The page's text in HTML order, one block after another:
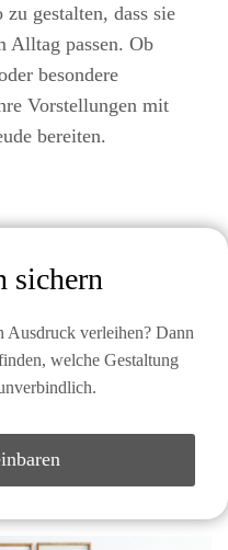
gestalten, dass sie
Alltag passen. Ob
besondere
Vorstellungen mit
bereiten.
sichern
Ausdruck verleihen? Dann
welche Gestaltung